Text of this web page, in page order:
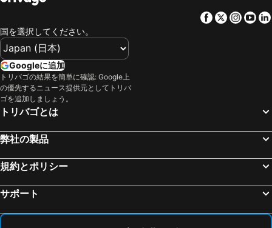
ホテル デイバック
Appart chaleureux
B&B ホテル コルマール ヴィニョーブル ウェスト
Köpfers Steinbuck
James Boutique Hotel
Alexain Hotel Restaurant & Wellness - Colmar Ouest
Hotel à l'Oriel
ホテル シュタット ブライザハ
ibis budget Sélestat
オテル レ ランパール
Maison Cliquot - Appartements Colmar Centre
Interlaken Classics
フィンデル空港
Hauptbahnhof Luzern
Central Station Basel
Gare de Metz
Gare de Colmar
Centre
Heidelberg Hauptbahnhof
Station Montreux
レストランLa Petite Venise
La Petite France
Staatliche Hochschule für Musik und Darstellende Kunst
St. Gallen Station
Facebook
Twitter
国を選択してください。
Googleに追加
トリバゴの結果を簡単に確認: Google上
の優先するニュース提供元としてトリバ
ゴを追加しましょう。
トリバゴとは
弊社の製品
規約とポリシー
サポート